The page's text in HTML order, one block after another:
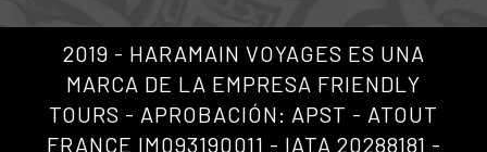
2019 - HARAMAIN VOYAGES ES UNA
MARCA DE LA EMPRESA FRIENDLY
TOURS - APROBACIÓN: APST - ATOUT
FRANCE IM093190011 - IATA 20288181 -